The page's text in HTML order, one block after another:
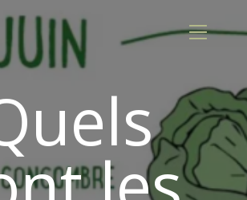
cookies